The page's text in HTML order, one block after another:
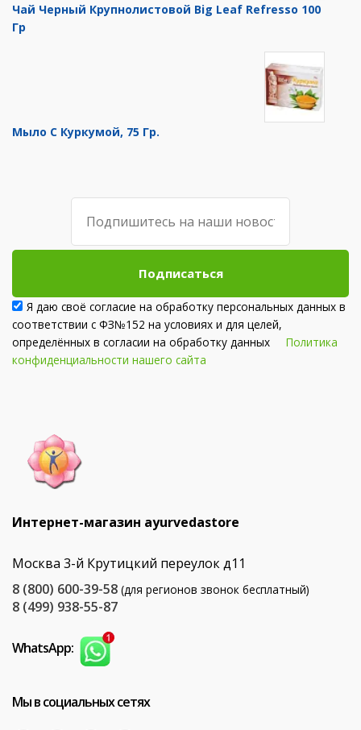
Чай Черный Крупнолистовой Big Leaf Refresso 100
Гр
Мыло С Куркумой, 75 Гр.
Подписаться
Я даю своё согласие на обработку персональных данных в
соответствии с ФЗ№152 на условиях и для целей,
определённых в согласии на обработку данных Политика
конфиденциальности нашего сайта
Интернет-магазин ayurvedastore
Москва 3-й Крутицкий переулок д11
8 (800) 600-39-58 (для регионов звонок бесплатный)
8 (499) 938-55-87
WhatsApp:
Мы в социальных сетях